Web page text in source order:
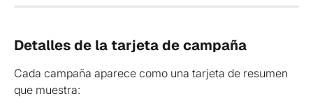
Detalles de la tarjeta de campaña
Cada campaña aparece como una tarjeta de resumen
que muestra: